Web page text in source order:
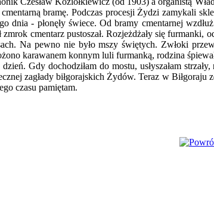
bramę. Podczas procesji Żydzi zamykali
dnia - płonęły świece. Od bramy cmentarnej
cmentarz pusto­szał. Rozjeżdżały się
Na pewno nie było mszy świętych. Zwłoki
karawanem konnym luli furmanką, rodzina
Gdy dochodziłam do mostu, usłyszałam
zagłady biłgorajskich Żydów. Teraz w
czasu pamiętam.